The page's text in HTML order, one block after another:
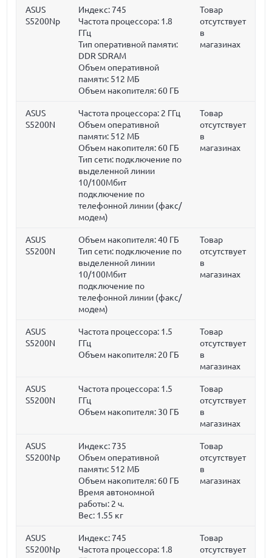
ASUS
S5200Np
Индекс: 745
Частота процессора: 1.8
ГГц
Тип оперативной памяти:
DDR SDRAM
Объем оперативной
памяти: 512 МБ
Объем накопителя: 60 ГБ
Товар
отсутствует
в
магазинах
ASUS
S5200N
Частота процессора: 2 ГГц
Объем оперативной
памяти: 512 МБ
Объем накопителя: 60 ГБ
Тип сети: подключение по
выделенной линии
10/100Мбит
подключение по
телефонной линии (факс/
модем)
Товар
отсутствует
в
магазинах
ASUS
S5200N
Объем накопителя:40 ГБ
Тип сети: подключение по
выделенной линии
10/100Мбит
подключение по
телефонной линии (факс/
модем)
Товар
отсутствует
в
магазинах
ASUS
S5200N
Частота процессора: 1.5
ГГц
Объем накопителя: 20 ГБ
Товар
отсутствует
в
магазинах
ASUS
S5200N
Частота процессора: 1.5
ГГц
Объем накопителя: 30 ГБ
Товар
отсутствует
в
магазинах
ASUS
S5200Np
Индекс: 735
Объем оперативной
памяти: 512 МБ
Объем накопителя: 60 ГБ
Время автономной
работы: 2 ч.
Вес: 1.55 кг
Товар
отсутствует
в
магазинах
ASUS
S5200Np
Индекс: 745
Частота процессора: 1.8
Товар
отсутствует